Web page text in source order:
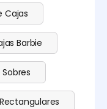
Cajas
Barbie